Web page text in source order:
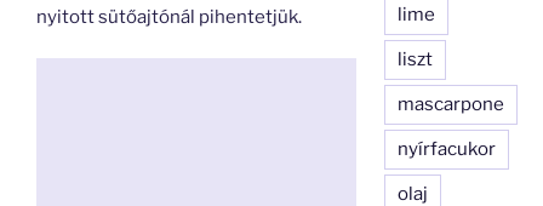
nyitott sütőajtónál pihentetjük.
lime
liszt
mascarpone
nyírfacukor
olaj